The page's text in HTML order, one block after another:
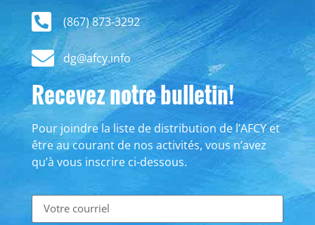
(867) 873-3292
dg@afcy.info
Recevez notre bulletin!
Pour joindre la liste de distribution de l’AFCY et
être au courant de nos activités, vous n’avez
qu’à vous inscrire ci-dessous.